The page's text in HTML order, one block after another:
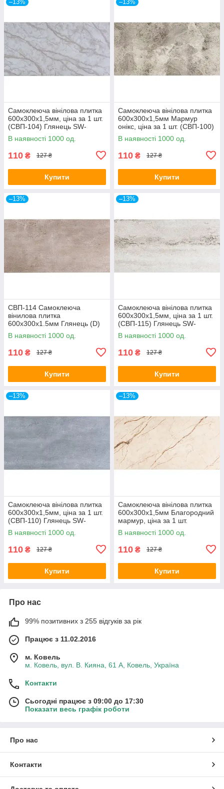
–13%
Самоклеюча вінілова плитка
600х300х1,5мм, ціна за 1 шт.
(СВП-104) Глянець SW-
00000493
В наявності 1000 од.
110 ₴ 127 ₴
Купити
–13%
Самоклеюча вінілова плитка
600х300х1,5мм Мармур
онікс, ціна за 1 шт. (СВП-100)
Глянець SW-00000643
В наявності 1000 од.
110 ₴ 127 ₴
Купити
–13%
СВП-114 Самоклеюча
вінилова плитка
600х300х1.5мм Глянець (D)
SW-00001780
В наявності 1000 од.
110 ₴ 127 ₴
Купити
–13%
Самоклеюча вінілова плитка
600х300х1,5мм, ціна за 1 шт.
(СВП-115) Глянець SW-
00000504
В наявності 1000 од.
110 ₴ 127 ₴
Купити
–13%
Самоклеюча вінілова плитка
600х300х1,5мм, ціна за 1 шт.
(СВП-110) Глянець SW-
00000499
В наявності 1000 од.
110 ₴ 127 ₴
Купити
–13%
Самоклеюча вінілова плитка
600х300х1,5мм Благородний
мармур, ціна за 1 шт.
(СВП-101) Глянець SW-
00000291
В наявності 1000 од.
110 ₴ 127 ₴
Купити
Про нас
99% позитивних з 255 відгуків за рік
Працює з 11.02.2016
м. Ковель
м. Ковель, вул. В. Кияна, 61 А, Ковель, Україна
Контакти
Сьогодні працює з 09:00 до 17:30
Показати весь графік роботи
Про нас
Контакти